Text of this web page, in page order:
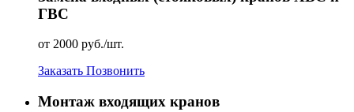
ГВС
от 2000 руб./шт.
Заказать Позвонить
Монтаж входящих кранов